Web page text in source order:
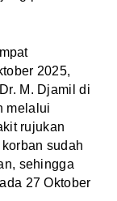
2025,
M. Djamil di
melalui
rujukan
sudah
sehingga
27 Oktober